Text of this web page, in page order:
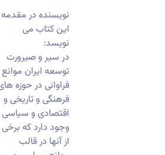
نویسنده در مقدمه
این کتاب می
نویسد:
در سیر و صیرورت
توسعه ایران موانع
فراوانی در حوزه های
فرهنگی و تاریخی و
اقتصادی و سیاسی
وجود دارد که برخی
از آنها در قالب